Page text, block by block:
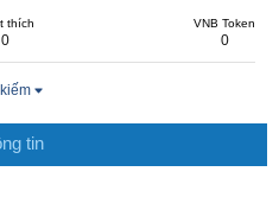
thích
0
VNB Token
0
tin